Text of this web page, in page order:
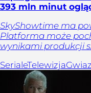
393 mln minut
SkyShowtime ma
Platforma może
wynikami produkcji
SerialeTelewizja